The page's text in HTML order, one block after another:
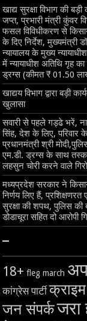
खाद्य सुरक्षा विभाग की
जप्त, प्रभारी मंत्री कुंवर
फसल विविधीकरण से
के दिए निर्देश, मुख्यमंत्री
न्यायालय के मुख्‍य
में न्यायाधीश अतिथि गृह
ड्रग्स (कीमत ₹ 01.50
खाद्यय विभाग द्वारा बड़ी
खुलासा
सवारी से पहले गड्ढे भरें,
सिंह, देश के लिए,
प्रधानमंत्री श्री
एम.डी. ड्रग्स के साथ
लहसुन चोरी करने वाले
मध्यप्रदेश सरकार ने
निर्णय लिए हैं,
सुरक्षा की शपथ, पुलिस की
डोडाचूरा सहित दो आरोपी
–
18+ fleg march
कांग्रेस पार्टी क्राइम
जन संपर्क